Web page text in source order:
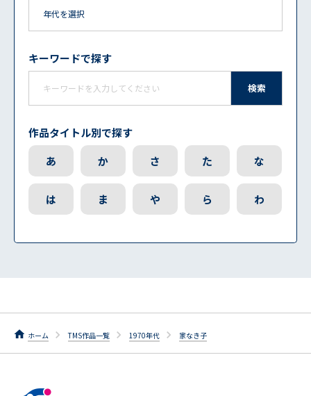
キーワードで探す
検索
作品タイトル別で探す
あ
か さ た な
は ま や ら わ
ホーム TMS作品一覧 1970年代 家なき子